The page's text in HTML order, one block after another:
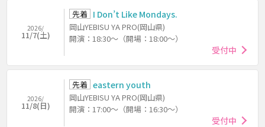
2026/
11/7(土)
先着 I Don’t Like Mondays.
岡山YEBISU YA PRO(岡山県)
開演：18:30～（開場：18:00～）
受付中
2026/
11/8(日)
先着 eastern youth
岡山YEBISU YA PRO(岡山県)
開演：17:00～（開場：16:30～）
受付中